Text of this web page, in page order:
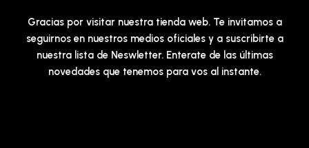
Gracias por visitar nuestra tienda web. Te invitamos a
seguirnos en nuestros medios oficiales y a suscribirte a
nuestra lista de Neswletter. Enterate de las últimas
novedades que tenemos para vos al instante.